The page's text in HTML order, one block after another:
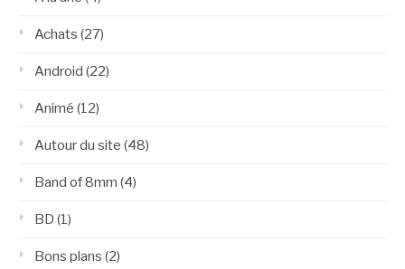
Achats (27)
Android (22)
Animé (12)
Autour du site (48)
Band of 8mm (4)
BD (1)
Bons plans (2)